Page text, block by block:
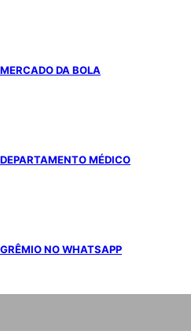
MERCADO DA BOLA
DEPARTAMENTO MÉDICO
GRÊMIO NO WHATSAPP